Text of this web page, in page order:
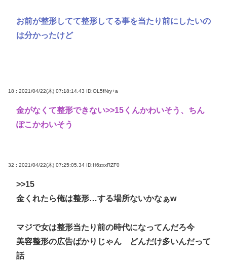
お前が整形してて整形してる事を当たり前にしたいの
は分かったけど
18 : 2021/04/22(木) 07:18:14.43 ID:OL5fNry+a
金がなくて整形できない>>15 くんかわいそう、ちん
ぽこかわいそう
32 : 2021/04/22(木) 07:25:05.34 ID:H6zxxRZF0
>>15
金くれたら俺は整形…する場所ないかなぁw
マジで女は整形当たり前の時代になってんだろ今
美容整形の広告ばかりじゃん どんだけ多いんだって
話